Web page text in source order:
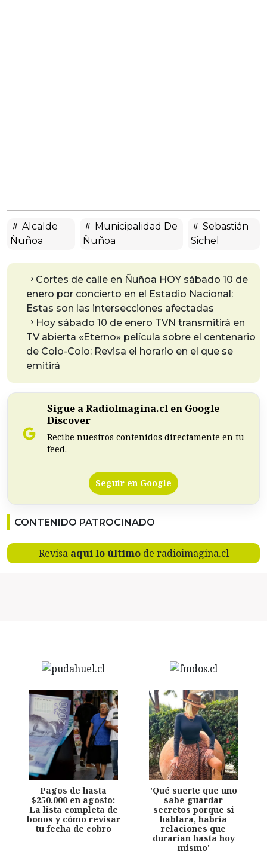
Alcalde
Ñuñoa
Municipalidad De
Ñuñoa
Sebastián
Sichel
Cortes de calle en Ñuñoa HOY sábado 10 de
enero por concierto en el Estadio Nacional:
Estas son las intersecciones afectadas
Hoy sábado 10 de enero TVN transmitirá en
TV abierta «Eterno» película sobre el centenario
de Colo-Colo: Revisa el horario en el que se
emitirá
Sigue a RadioImagina.cl en Google
Discover
Recibe nuestros contenidos directamente en tu
feed.
Seguir en Google
CONTENIDO PATROCINADO
Revisa aquí lo últimode radioimagina.cl
Pagos de hasta
$250.000 en agosto:
La lista completa de
bonos y cómo revisar
tu fecha de cobro
'Qué suerte que uno
sabe guardar
secretos porque si
hablara, habría
relaciones que
durarían hasta hoy
mismo'